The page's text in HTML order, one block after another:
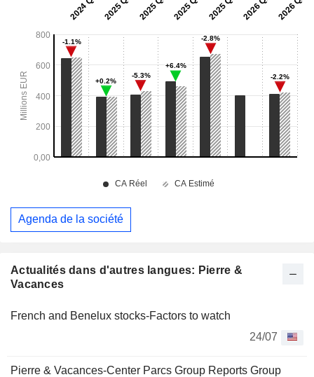
Actualités dans d'autres langues: Pierre &
Vacances
French and Benelux stocks-Factors to watch
24/07
Pierre & Vacances-Center Parcs Group Reports Group
Agenda de la société